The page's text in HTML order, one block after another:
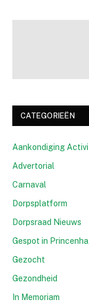
CATEGORIEËN
Aankondiging
Advertorial
Carnaval
Dorpsplatform
Dorpsraad Nieuws
Gespot in
Gezocht
Gezondheid
In Memoriam